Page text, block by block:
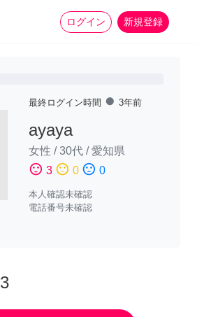
ログイン 新規登録
家事 more_horiz
最終ログイン時間 fiber_manual_record 3年前
ayaya
女性 /30代 /愛知県
sentiment_satisfied 3 sentiment_neutral 0 sentiment_dissatisfied 0
本人確認未確認
電話番号未確認
3